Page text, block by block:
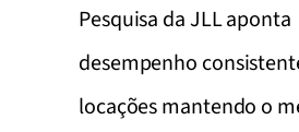
Pesquisa da JLL aponta
desempenho
locações mantendo o